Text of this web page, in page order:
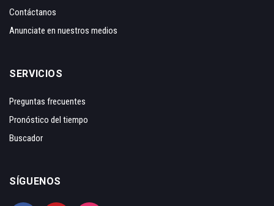
Contáctanos
Anunciate en nuestros medios
SERVICIOS
Preguntas frecuentes
Pronóstico del tiempo
Buscador
SÍGUENOS